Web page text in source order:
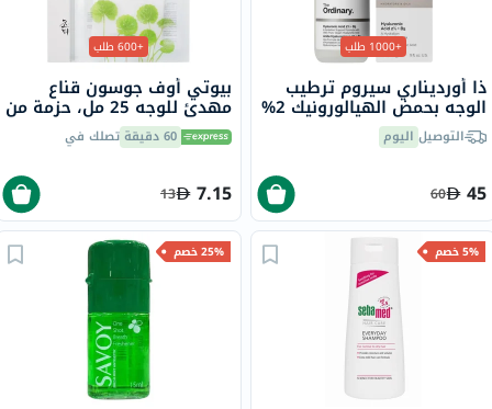
+1000 طلب
ذا أورديناري سيروم ترطيب
الوجه بحمض الهيالورونيك 2%
وفيتامين ب5 والسيراميد ذو
أساس مائي 30 مل
التوصيل اليوم
45
60
+600 طلب
بيوتي أوف جوسون قناع
مهدئ للوجه 25 مل، حزمة من
1 60 دقيقة تصلك في
7.15
13
5% خصم 25% خصم